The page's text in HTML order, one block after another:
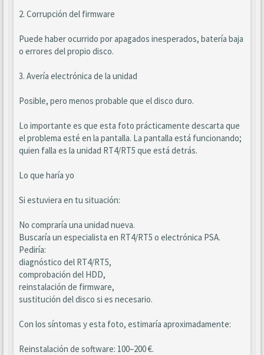
2. Corrupción del firmware
Puede haber ocurrido por apagados inesperados, batería baja
o errores del propio disco.
3. Avería electrónica de la unidad
Posible, pero menos probable que el disco duro.
Lo importante es que esta foto prácticamente descarta que
el problema esté en la pantalla. La pantalla está funcionando;
quien falla es la unidad RT4/RT5 que está detrás.
Lo que haría yo
Si estuviera en tu situación:
No compraría una unidad nueva.
Buscaría un especialista en RT4/RT5 o electrónica PSA.
Pediría:
diagnóstico del RT4/RT5,
comprobación del HDD,
reinstalación de firmware,
sustitución del disco si es necesario.
Con los síntomas y esta foto, estimaría aproximadamente:
Reinstalación de software: 100–200 €.